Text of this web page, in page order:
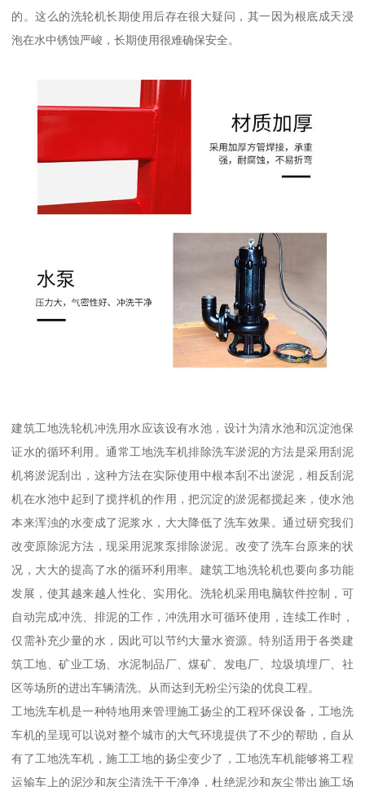
的。这么的洗轮机长期使用后存在很大疑问，其一因为根底成天浸
泡在水中锈蚀严峻，长期使用很难确保安全。
建筑工地洗轮机冲洗用水应该设有水池，设计为清水池和沉淀池保
证水的循环利用。通常工地洗车机排除洗车淤泥的方法是采用刮泥
机将淤泥刮出，这种方法在实际使用中根本刮不出淤泥，相反刮泥
机在水池中起到了搅拌机的作用，把沉淀的淤泥都搅起来，使水池
本来浑浊的水变成了泥浆水，大大降低了洗车效果。通过研究我们
改变原除泥方法，现采用泥浆泵排除淤泥。改变了洗车台原来的状
况，大大的提高了水的循环利用率。建筑工地洗轮机也要向多功能
发展，使其越来越人性化、实用化。洗轮机采用电脑软件控制，可
自动完成冲洗、排泥的工作，冲洗用水可循环使用，连续工作时，
仅需补充少量的水，因此可以节约大量水资源。特别适用于各类建
筑工地、矿业工场、水泥制品厂、煤矿、发电厂、垃圾填埋厂、社
区等场所的进出车辆清洗。从而达到无粉尘污染的优良工程。
工地洗车机是一种特地用来管理施工扬尘的工程环保设备，工地洗
车机的呈现可以说对整个城市的大气环境提供了不少的帮助，自从
有了工地洗车机，施工工地的扬尘变少了，工地洗车机能够将工程
运输车上的泥沙和灰尘清洗干干净净，杜绝泥沙和灰尘带出施工场